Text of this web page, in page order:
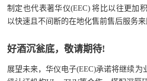
制定也代表著华仪(EEC) 将比以往更加
以快速且不间断的在地化售前售后服务来
好酒沉瓮底，敬请期待!
展望未来，华仪电子(EEC)承诺将继续为